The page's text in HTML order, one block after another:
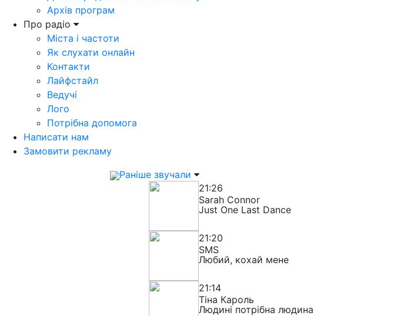
Архів програм
Про радіо
Міста і частоти
Як слухати онлайн
Контакти
Лайфстайл
Ведучі
Лого
Потрібна допомога
Написати нам
Замовити рекламу
Раніше звучали
21:26
Sarah Connor
Just One Last Dance
21:20
SMS
Любий, кохай мене
21:14
Тіна Кароль
Людині потрібна людина